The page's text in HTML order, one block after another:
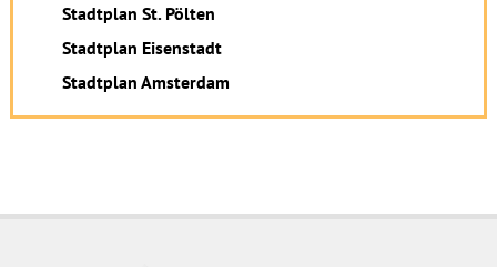
Stadtplan St. Pölten
Stadtplan Eisenstadt
Stadtplan Amsterdam